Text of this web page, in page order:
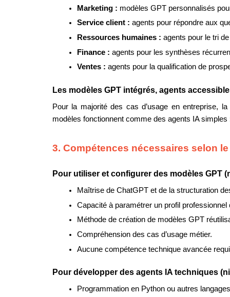
Marketing : modèles GPT personnalisés
Service client : agents pour répondre aux
Ressources humaines : agents pour le tri
Finance : agents pour les synthèses
Ventes : agents pour la qualification de
Les modèles GPT intégrés, agents
Pour la majorité des cas d’usage en entreprise,
modèles fonctionnent comme des agents IA
3. Compétences nécessaires selon
Pour utiliser et configurer des modèles GPT
Maîtrise de ChatGPT et de la structuration
Capacité à paramétrer un profil professionnel
Méthode de création de modèles GPT
Compréhension des cas d’usage métier.
Aucune compétence technique avancée
Pour développer des agents IA techniques
Programmation en Python ou autres